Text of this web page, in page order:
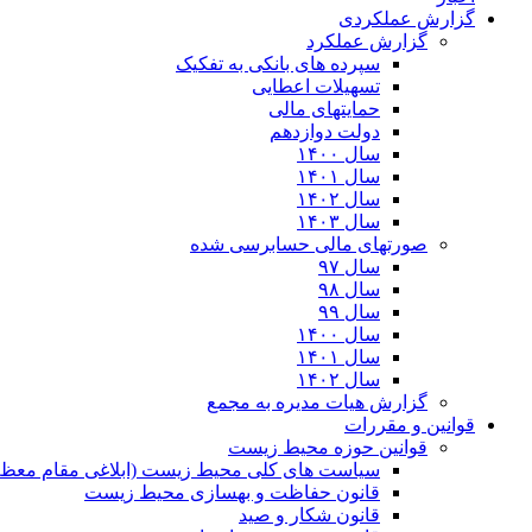
گزارش عملکردی
گزارش عملکرد
سپرده های بانکی به تفکیک
تسهیلات اعطایی
حمایتهای مالی
دولت دوازدهم
سال ۱۴۰۰
سال ۱۴۰۱
سال ۱۴۰۲
سال ۱۴۰۳
صورتهای مالی حسابرسی شده
سال ۹۷
سال ۹۸
سال ۹۹
سال ۱۴۰۰
سال ۱۴۰۱
سال ۱۴۰۲
گزارش هیات مدیره به مجمع
قوانین و مقررات
قوانین حوزه محیط زیست
ﺳﯿﺎﺳﺖ ﻫﺎی ﮐﻠﯽ ﻣﺤﯿﻂ زﯾﺴﺖ (ابلاغی مقام
قانون حفاظت و بهسازی محیط زیست
قانون شکار و صید